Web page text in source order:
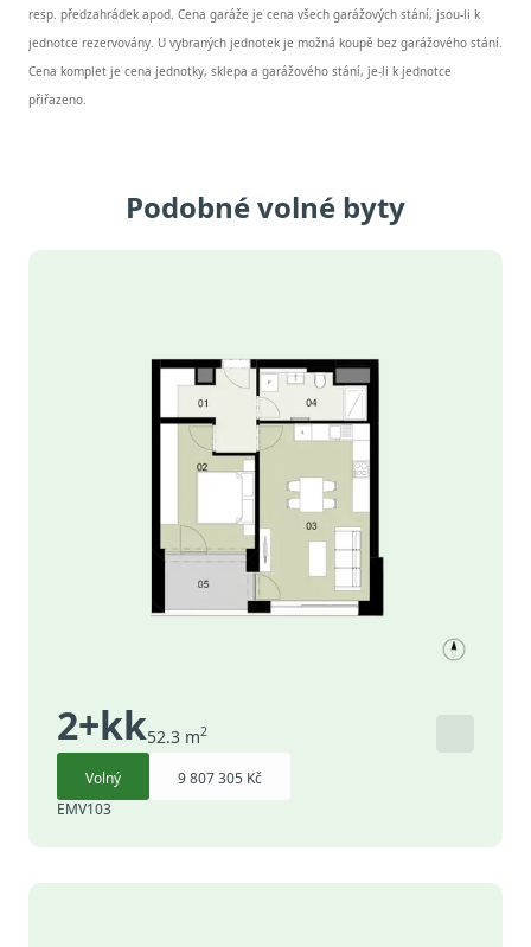
resp. předzahrádek apod. Cena garáže je cena všech garážových stání, jsou-li k
jednotce rezervovány. U vybraných jednotek je možná koupě bez garážového stání.
Cena komplet je cena jednotky, sklepa a garážového stání, je-li k jednotce
přiřazeno.
Podobné volné byty
2+kk52.3 m2
Volný
9 807 305 Kč
EMV103